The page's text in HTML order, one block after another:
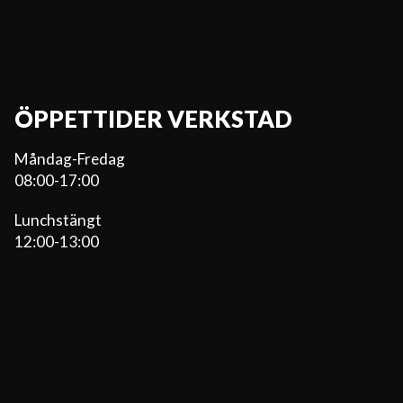
ÖPPETTIDER VERKSTAD
Måndag-Fredag
08:00-17:00
Lunchstängt
12:00-13:00